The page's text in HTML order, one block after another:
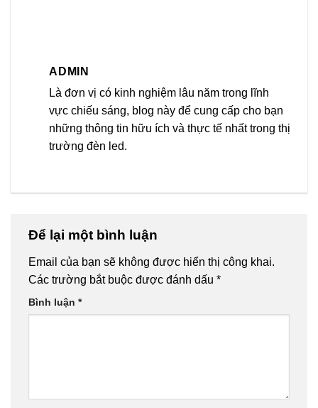
ADMIN
Là đơn vị có kinh nghiệm lâu năm trong lĩnh
vực chiếu sáng, blog này để cung cấp cho bạn
những thông tin hữu ích và thực tế nhất trong thị
trường đèn led.
Để lại một bình luận
Email của bạn sẽ không được hiển thị công khai.
Các trường bắt buộc được đánh dấu *
Bình luận *